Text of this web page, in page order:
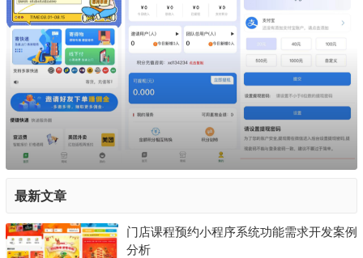
最新文章
门店课程预约小程序系统功能需求开发案例
分析